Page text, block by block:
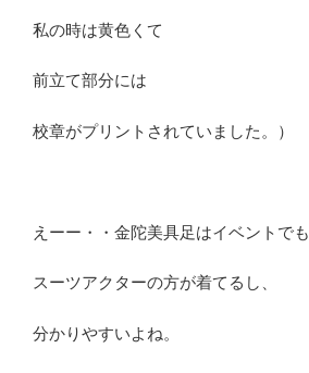
私の時は黄色くて
前立て部分には
校章がプリントされていました。）
えーー・・金陀美具足はイベントでも
スーツアクターの方が着てるし、
分かりやすいよね。